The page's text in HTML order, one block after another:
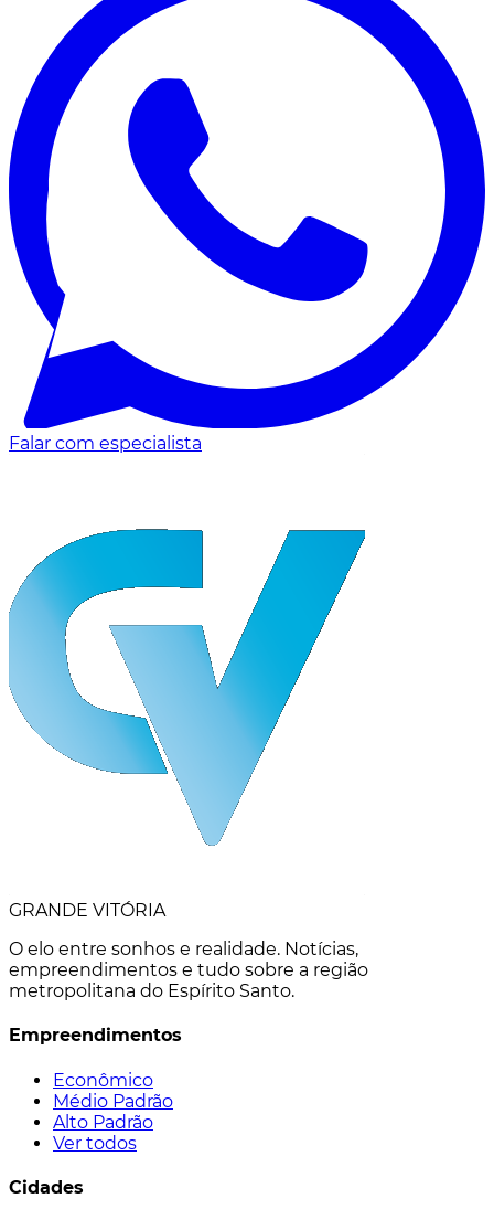
Falar com especialista
GRANDE VITÓRIA
O elo entre sonhos e realidade. Notícias,
empreendimentos e tudo sobre a região
metropolitana do Espírito Santo.
Empreendimentos
Econômico
Médio Padrão
Alto Padrão
Ver todos
Cidades